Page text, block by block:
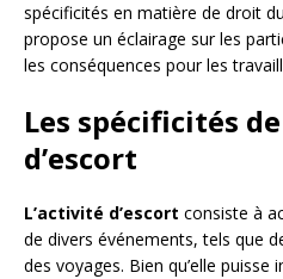
spécificités en matière de droit
propose un éclairage sur les
les conséquences pour les
Les spécificités
d’escort
L’activité d’escort consiste à
de divers événements, tels que
des voyages. Bien qu’elle puisse